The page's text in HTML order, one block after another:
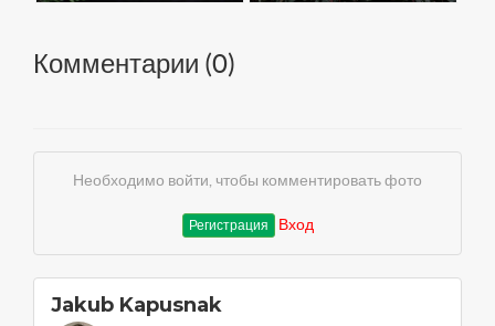
Комментарии (0)
Необходимо войти, чтобы комментировать фото
Регистрация Вход
Jakub Kapusnak